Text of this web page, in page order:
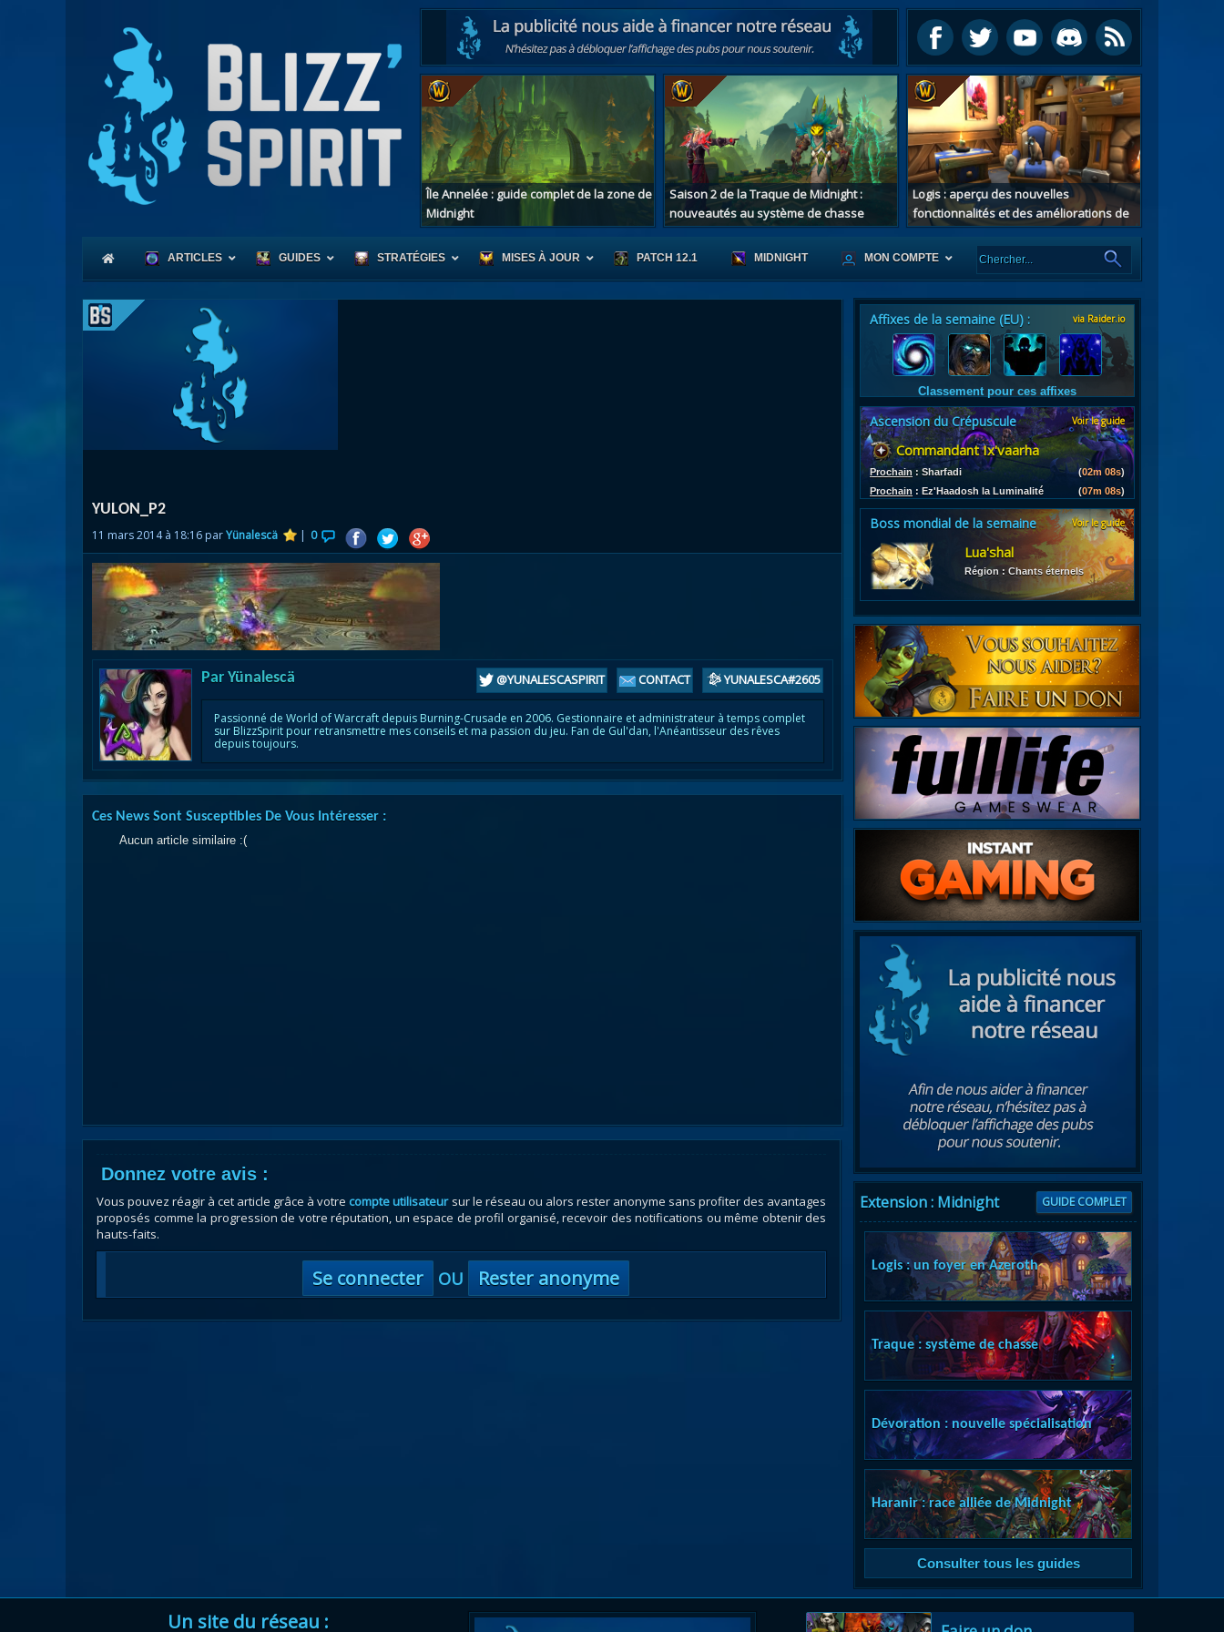
Île Annelée : guide complet de la zone de
Midnight
Saison 2 de la Traque de Midnight :
nouveautés au système de chasse
Logis : aperçu des nouvelles
fonctionnalités et des améliorations de
confort au patch 12.1
ARTICLES GUIDES
Les ensembles d'armures
STRATÉGIES MISES À JOUR PATCH 12.1 MIDNIGHT MON COMPTE
YULON_P2
11 mars 2014 à 18:16 parYünalescä | 0
Par Yünalescä YUNALESCA#2605
CONTACT
@YUNALESCASPIRIT
Passionné de World of Warcraft depuis Burning-Crusade en 2006. Gestionnaire et administrateur à temps complet
sur BlizzSpirit pour retransmettre mes conseils et ma passion du jeu. Fan de Gul'dan, l'Anéantisseur des rêves
depuis toujours.
Ces News Sont Susceptibles De Vous Intéresser :
Aucun article similaire :(
Donnez votre avis :
Vous pouvez réagir à cet article grâce à votre compte utilisateursur le réseau ou alors rester anonyme sans profiter des avantages
proposés comme la progression de votre réputation, un espace de profil organisé, recevoir des notifications ou même obtenir des
hauts-faits.
Se connecter OU Rester anonyme
Affixes de la semaine (EU) : via Raider.io
Classement pour ces affixes
Ascension du Crépuscule Voir le guide
Commandant Ix'vaarha
Prochain : Sharfadi (02m 07s)
Prochain : Ez'Haadosh la Luminalité (07m 07s)
Boss mondial de la semaine Voir le guide
Lua'shal
Région : Chants éternels
Extension : Midnight GUIDE COMPLET
Logis : un foyer en Azeroth
Traque : système de chasse
Dévoration : nouvelle spécialisation
Haranir : race alliée de Midnight
Consulter tous les guides
Un site du réseau :